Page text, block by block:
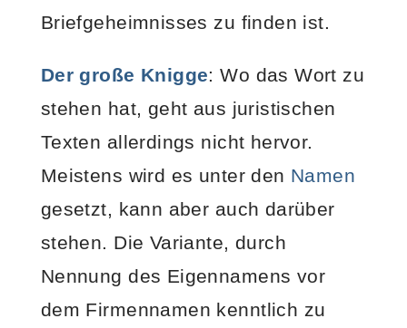
Briefgeheimnisses zu finden ist.
Der große Knigge: Wo das Wort zu
stehen hat, geht aus juristischen
Texten allerdings nicht hervor.
Meistens wird es unter den Namen
gesetzt, kann aber auch darüber
stehen. Die Variante, durch
Nennung des Eigennamens vor
dem Firmennamen kenntlich zu